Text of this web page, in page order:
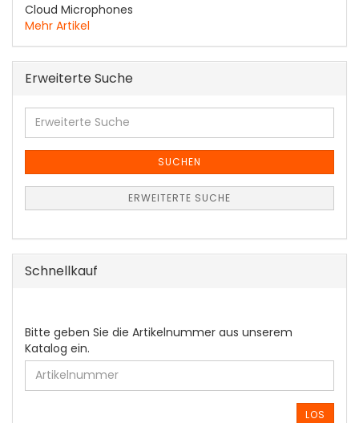
Cloud Microphones
Mehr Artikel
Erweiterte Suche
Erweiterte
Suche
SUCHEN
ERWEITERTE SUCHE
Schnellkauf
BITTE
GEBEN
SIE
DIE
ARTIKELNUMMER
Bitte geben Sie die Artikelnummer aus unserem
Katalog ein.
LOS